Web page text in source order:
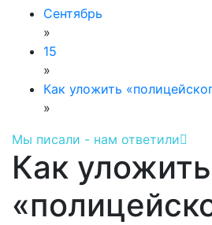
Сентябрь
»
15
»
Как уложить
»
Мы писали - нам ответили
Как уложить